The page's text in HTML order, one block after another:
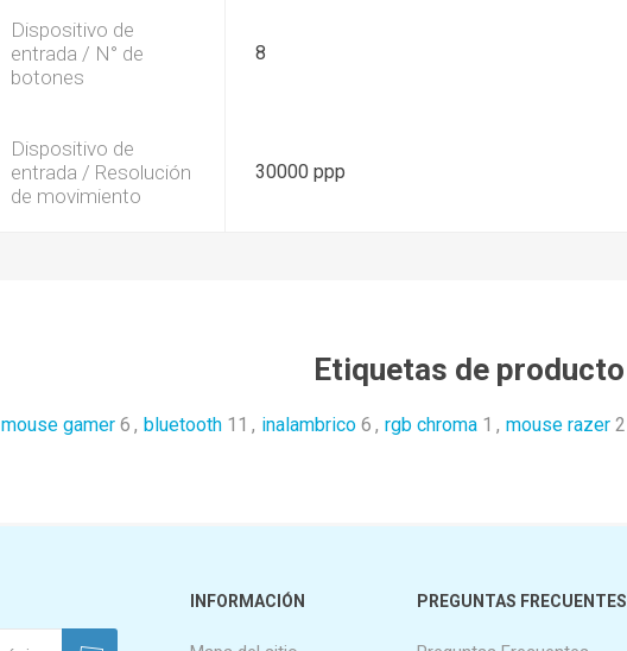
Dispositivo de
entrada / N° de
botones
8
Dispositivo de
entrada / Resolución
de movimiento
30000 ppp
Etiquetas de producto
mouse gamer 6 , bluetooth 11 , inalambrico 6 , rgb chroma 1 , mouse razer 2
INFORMACIÓN PREGUNTAS FRECUENTES